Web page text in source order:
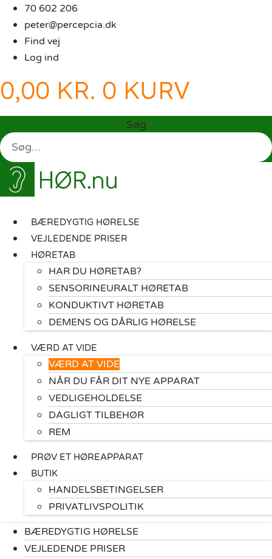
Videre
indhold
70 602 206
peter@percepcia.dk
Find vej
Log ind
0,00 KR. 0 KURV
Søg
BÆREDYGTIG HØRELSE
VEJLEDENDE PRISER
HØRETAB
HAR DU HØRETAB?
SENSORINEURALT HØRETAB
KONDUKTIVT HØRETAB
DEMENS OG DÅRLIG HØRELSE
VÆRD AT VIDE
VÆRD AT VIDE
NÅR DU FÅR DIT NYE APPARAT
VEDLIGEHOLDELSE
DAGLIGT TILBEHØR
REM
PRØV ET HØREAPPARAT
BUTIK
HANDELSBETINGELSER
PRIVATLIVSPOLITIK
BÆREDYGTIG HØRELSE
VEJLEDENDE PRISER